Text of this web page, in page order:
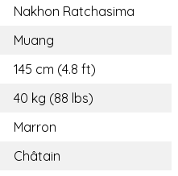
Nakhon Ratchasima
Muang
145 cm (4.8 ft)
40 kg (88 lbs)
Marron
Châtain